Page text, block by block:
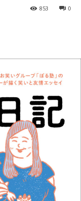
0
853